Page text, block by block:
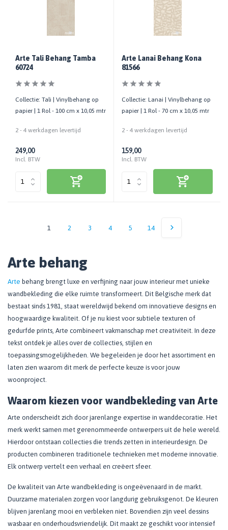
Arte Tali Behang Tamba
60724
Collectie: Tali | Vinylbehang op
papier | 1 Rol - 100 cm x 10,05 mtr
2 - 4 werkdagen levertijd
249,00
Incl. BTW
Arte Lanai Behang Kona
81566
Collectie: Lanai | Vinylbehang op
papier | 1 Rol - 70 cm x 10,05 mtr
2 - 4 werkdagen levertijd
159,00
Incl. BTW
1 2 3 4 5 14
Arte behang
Arte behang brengt luxe en verfijning naar jouw interieur met unieke
wandbekleding die elke ruimte transformeert. Dit Belgische merk dat
bestaat sinds 1981, staat wereldwijd bekend om innovatieve designs en
hoogwaardige kwaliteit. Of je nu kiest voor subtiele texturen of
gedurfde prints, Arte combineert vakmanschap met creativiteit. In deze
tekst ontdek je alles over de collecties, stijlen en
toepassingsmogelijkheden. We begeleiden je door het assortiment en
laten zien waarom dit merk de perfecte keuze is voor jouw
woonproject.
Waarom kiezen voor wandbekleding van Arte
Arte onderscheidt zich door jarenlange expertise in wanddecoratie. Het
merk werkt samen met gerenommeerde ontwerpers uit de hele wereld.
Hierdoor ontstaan collecties die trends zetten in interieurdesign. De
producten combineren traditionele technieken met moderne innovatie.
Elk ontwerp vertelt een verhaal en creëert sfeer.
De kwaliteit van Arte wandbekleding is ongeëvenaard in de markt.
Duurzame materialen zorgen voor langdurig gebruiksgenot. De kleuren
blijven jarenlang mooi en verbleken niet. Bovendien zijn veel dessins
wasbaar en onderhoudsvriendelijk. Dit maakt ze geschikt voor intensief